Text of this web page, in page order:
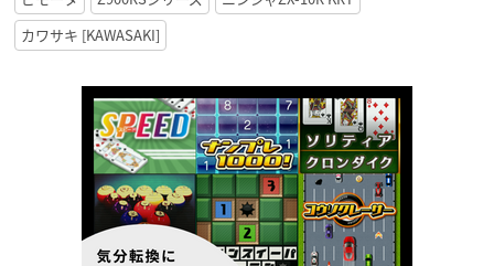
カワサキ [KAWASAKI]